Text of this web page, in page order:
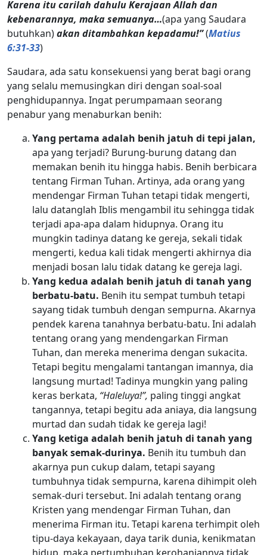
Karena itu carilah dahulu Kerajaan Allah dan
kebenarannya, maka semuanya…(apa yang Saudara
butuhkan)akan ditambahkan kepadamu!”(Matius
6:31-33)
Saudara, ada satu konsekuensi yang berat bagi orang
yang selalu memusingkan diri dengan soal-soal
penghidupannya. Ingat perumpamaan seorang
penabur yang menaburkan benih:
Yang pertama adalah benih jatuh di tepi jalan,
apa yang terjadi? Burung-burung datang dan
memakan benih itu hingga habis. Benih berbicara
tentang Firman Tuhan. Artinya, ada orang yang
mendengar Firman Tuhan tetapi tidak mengerti,
lalu datanglah Iblis mengambil itu sehingga tidak
terjadi apa-apa dalam hidupnya. Orang itu
mungkin tadinya datang ke gereja, sekali tidak
mengerti, kedua kali tidak mengerti akhirnya dia
menjadi bosan lalu tidak datang ke gereja lagi.
Yang kedua adalah benih jatuh di tanah yang
berbatu-batu. Benih itu sempat tumbuh tetapi
sayang tidak tumbuh dengan sempurna. Akarnya
pendek karena tanahnya berbatu-batu. Ini adalah
tentang orang yang mendengarkan Firman
Tuhan, dan mereka menerima dengan sukacita.
Tetapi begitu mengalami tantangan imannya, dia
langsung murtad! Tadinya mungkin yang paling
keras berkata, “Haleluya!”, paling tinggi angkat
tangannya, tetapi begitu ada aniaya, dia langsung
murtad dan sudah tidak ke gereja lagi!
Yang ketiga adalah benih jatuh di tanah yang
banyak semak-durinya. Benih itu tumbuh dan
akarnya pun cukup dalam, tetapi sayang
tumbuhnya tidak sempurna, karena dihimpit oleh
semak-duri tersebut. Ini adalah tentang orang
Kristen yang mendengar Firman Tuhan, dan
menerima Firman itu. Tetapi karena terhimpit oleh
tipu-daya kekayaan, daya tarik dunia, kenikmatan